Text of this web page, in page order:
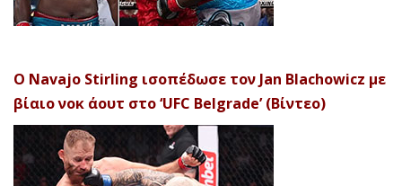
Ο Navajo Stirling ισοπέδωσε τον Jan Blachowicz με
βίαιο νοκ άουτ στο ‘UFC Belgrade’ (Βίντεο)